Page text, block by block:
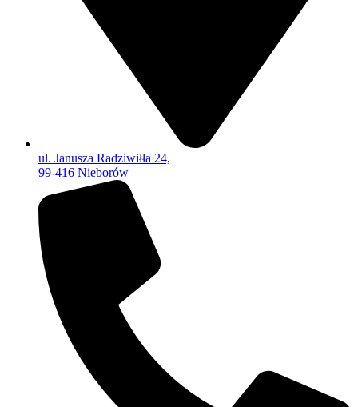
ul. Janusza Radziwiłła 24,
99-416 Nieborów